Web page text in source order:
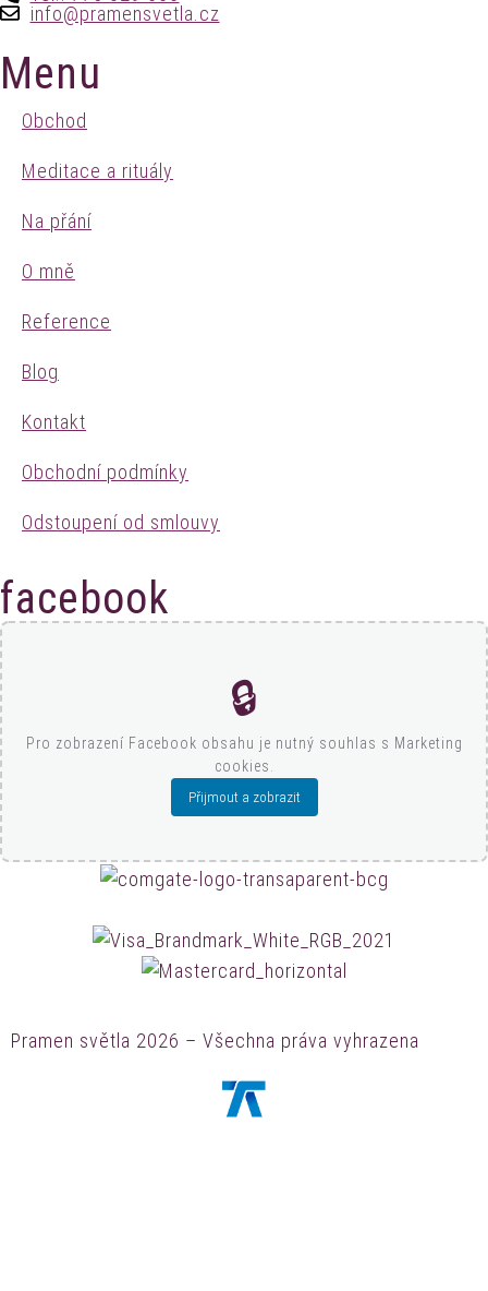
info@pramensvetla.cz
Menu
Obchod
Meditace a rituály
Na přání
O mně
Reference
Blog
Kontakt
Obchodní podmínky
Odstoupení od smlouvy
facebook
🔒
Pro zobrazení Facebook obsahu je nutný souhlas s Marketing
cookies.
Přijmout a zobrazit
Pramen světla 2026 – Všechna práva vyhrazena